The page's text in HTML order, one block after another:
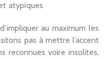
atypiques
au maximum les
pas à mettre l’accent
reconnues voire insolites,